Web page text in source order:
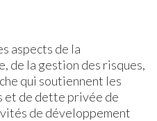
aspects de la
de la gestion des risques,
qui soutiennent les
et de dette privée de
de développement